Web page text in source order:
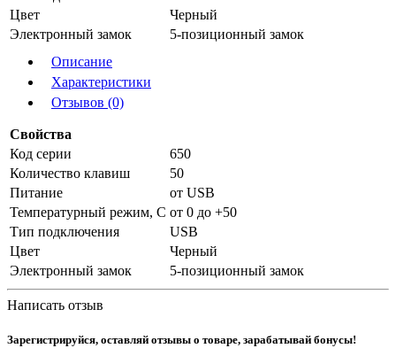
Цвет
Черный
Электронный замок
5-позиционный замок
Описание
Характеристики
Отзывов (0)
Свойства
Код серии
650
Количество клавиш
50
Питание
от USB
Температурный режим, С от 0 до +50
Тип подключения
USB
Цвет
Черный
Электронный замок
5-позиционный замок
Написать отзыв
Зарегистрируйся, оставляй отзывы о товаре, зарабатывай бонусы!